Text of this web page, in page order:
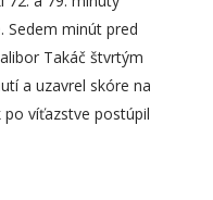
minút pred
Takáč štvrtým
a uzavrel skóre na
po víťazstve postúpil